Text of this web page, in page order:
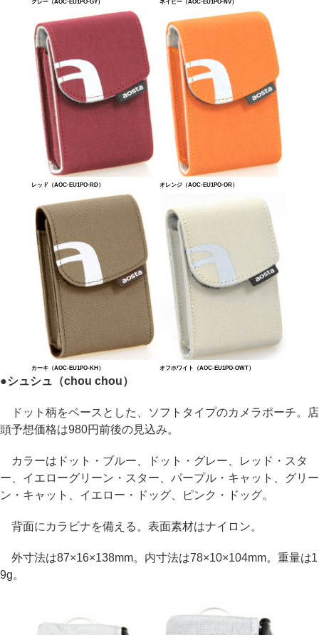
グレー（AOC-EU1PO-GY） ネイビー（AOC-EU1PO-NV）
レッド（AOC-EU1PO-RD） オレンジ（AOC-EU1PO-OR）
カーキ（AOC-EU1PO-KH） オフホワイト（AOC-EU1PO-OWT）
●シュシュ（chou chou）
ドット柄をベースとした、ソフトタイプのカメラポーチ。店
頭予想価格は980円前後の見込み。
カラーはドット・ブルー、ドット・グレー、レッド・スタ
ー、イエローグリーン・スター、パープル・キャット、グリー
ン・キャット、イエロー・ドッグ、ピンク・ドッグ。
背面にカラビナを備える。表面素材はナイロン。
外寸法は87×16×138mm。内寸法は78×10×104mm。重量は1
9g。